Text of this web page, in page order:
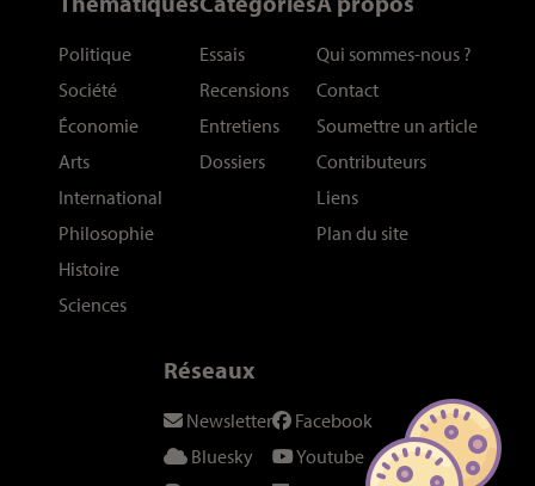
Politique
Société
Économie
Arts
International
Philosophie
Histoire
Sciences
Essais
Recensions
Entretiens
Dossiers
Qui sommes-nous ?
Contact
Soumettre un article
Contributeurs
Liens
Plan du site
Réseaux
Newsletter
Bluesky
Facebook
Youtube